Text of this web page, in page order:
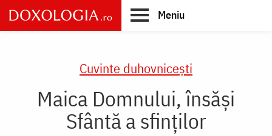
Skip
to
main
Meniu
Cuvinte duhovnicești
Maica Domnului, însăși
Sfântă a sfinților